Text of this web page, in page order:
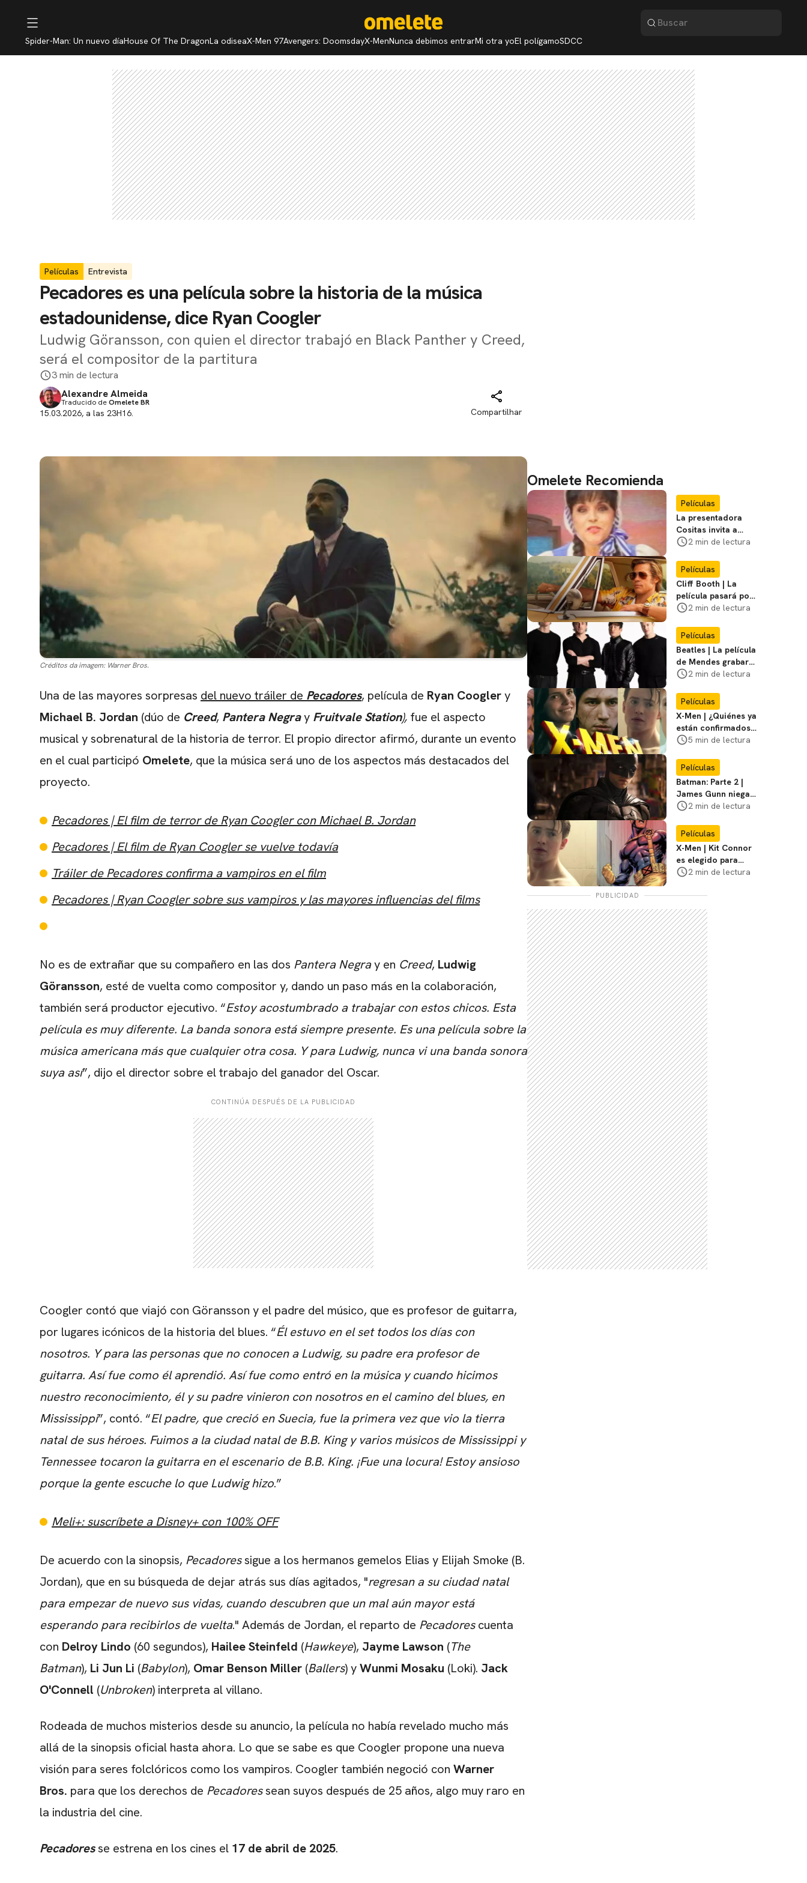
Spider-Man: Un nuevo díaHouse Of The DragonLa odiseaX-Men 97Avengers: DoomsdayX-MenNunca debimos entrarMi otra yoEl polígamoSDCC
Películas Entrevista
Pecadores es una película sobre la historia de la música
estadounidense, dice Ryan Coogler
Ludwig Göransson, con quien el director trabajó en Black Panther y Creed,
será el compositor de la partitura
3 min de lectura
Alexandre Almeida
Traducido deOmelete BR
15.03.2026, a las 23H16. Compartilhar
Créditos da imagem: Warner Bros.
Una de las mayores sorpresas del nuevo tráiler de Pecadores, película de Ryan Cooglery
Michael B. Jordan (dúo de Creed, Pantera Negray Fruitvale Station), fue el aspecto
musical y sobrenatural de la historia de terror. El propio director afirmó, durante un evento
en el cual participó Omelete, que la música será uno de los aspectos más destacados del
proyecto.
Pecadores | El film de terror de Ryan Coogler con Michael B. Jordan
Pecadores | El film de Ryan Coogler se vuelve todavía
Tráiler de Pecadores confirma a vampiros en el film
Pecadores | Ryan Coogler sobre sus vampiros y las mayores influencias del films
No es de extrañar que su compañero en las dos Pantera Negray en Creed, Ludwig
Göransson, esté de vuelta como compositor y, dando un paso más en la colaboración,
también será productor ejecutivo. “Estoy acostumbrado a trabajar con estos chicos. Esta
película es muy diferente. La banda sonora está siempre presente. Es una película sobre la
música americana más que cualquier otra cosa. Y para Ludwig, nunca vi una banda sonora
suya así”, dijo el director sobre el trabajo del ganador del Oscar.
CONTINÚA DESPUÉS DE LA PUBLICIDAD
Coogler contó que viajó con Göransson y el padre del músico, que es profesor de guitarra,
por lugares icónicos de la historia del blues. “Él estuvo en el set todos los días con
nosotros. Y para las personas que no conocen a Ludwig, su padre era profesor de
guitarra. Así fue como él aprendió. Así fue como entró en la música y cuando hicimos
nuestro reconocimiento, él y su padre vinieron con nosotros en el camino del blues, en
Mississippi”, contó. “El padre, que creció en Suecia, fue la primera vez que vio la tierra
natal de sus héroes. Fuimos a la ciudad natal de B.B. King y varios músicos de Mississippi y
Tennessee tocaron la guitarra en el escenario de B.B. King. ¡Fue una locura! Estoy ansioso
porque la gente escuche lo que Ludwig hizo.”
Meli+: suscríbete a Disney+ con 100% OFF
De acuerdo con la sinopsis, Pecadoressigue a los hermanos gemelos Elias y Elijah Smoke (B.
Jordan), que en su búsqueda de dejar atrás sus días agitados, "regresan a su ciudad natal
para empezar de nuevo sus vidas, cuando descubren que un mal aún mayor está
esperando para recibirlos de vuelta." Además de Jordan, el reparto de Pecadorescuenta
con Delroy Lindo (60 segundos), Hailee Steinfeld (Hawkeye), Jayme Lawson (The
Batman), Li Jun Li (Babylon), Omar Benson Miller (Ballers) yWunmi Mosaku (Loki). Jack
O'Connell (Unbroken) interpreta al villano.
Rodeada de muchos misterios desde su anuncio, la película no había revelado mucho más
allá de la sinopsis oficial hasta ahora. Lo que se sabe es que Coogler propone una nueva
visión para seres folclóricos como los vampiros. Coogler también negoció con Warner
Bros. para que los derechos de Pecadoressean suyos después de 25 años, algo muy raro en
la industria del cine.
Pecadoresse estrena en los cines el 17 de abril de 2025.
Omelete Recomienda
Películas
La presentadora
Cositas invita a
visitar el
Miasma
2 min de lectura
Películas
Cliff Booth | La
película pasará por
nuevas filmaciones
2 min de lectura
Películas
Beatles | La película
de Mendes grabará
escenas en la
2 min de lectura
Películas
X-Men | ¿Quiénes ya
están confirmados
en la película de
favoritos
5 min de lectura
Películas
Batman: Parte 2 |
James Gunn niega
que se filme la parte
2 min de lectura
Películas
X-Men | Kit Connor
es elegido para
interpretar a
película
2 min de lectura
PUBLICIDAD